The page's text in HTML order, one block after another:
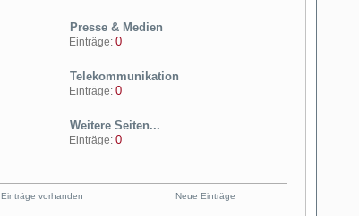
Presse & Medien
Einträge: 0
Telekommunikation
Einträge: 0
Weitere Seiten...
Einträge: 0
Einträge vorhanden Neue Einträge